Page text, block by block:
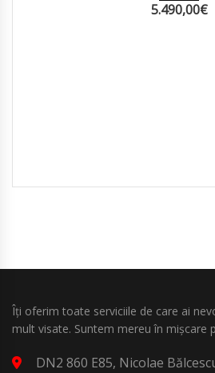
5.490,00€
Îți oferim toate serviciile de care ai
mult visate. Suntem mereu în mișcare
DN2 860 E85, Nicolae